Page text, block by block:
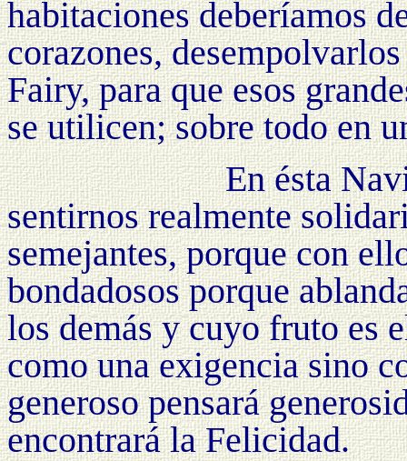
habitaciones deberíamos
corazones,
Fairy, para que esos
se utilicen; sobre todo en
En ésta
sentirnos realmente
semejantes, porque con
bondadosos porque
los demás y cuyo fruto es
como una exigencia sino
generoso pensará
encontrará la Felicidad.